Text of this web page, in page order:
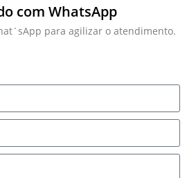
com WhatsApp
para agilizar o atendimento.